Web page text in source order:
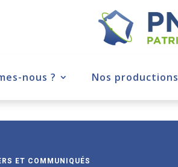
nous ? Nos productions
ET COMMUNIQUÉS